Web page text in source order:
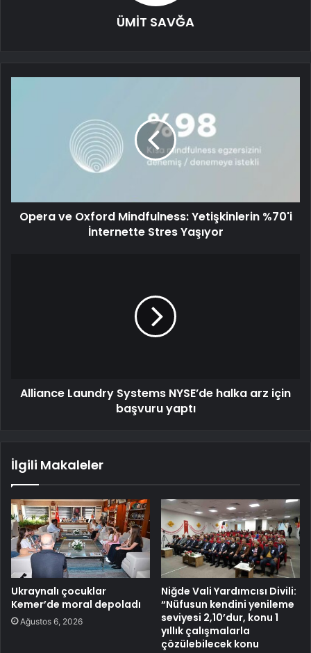
ÜMİT SAVĞA
Opera ve Oxford Mindfulness: Yetişkinlerin %70'i
İnternette Stres Yaşıyor
Alliance Laundry Systems NYSE’de halka arz için
başvuru yaptı
İlgili Makaleler
Ukraynalı çocuklar
Kemer’de moral depoladı
Ağustos 6, 2026
Niğde Vali Yardımcısı Divili:
“Nüfusun kendini yenileme
seviyesi 2,10’dur, konu 1
yıllık çalışmalarla
çözülebilecek konu